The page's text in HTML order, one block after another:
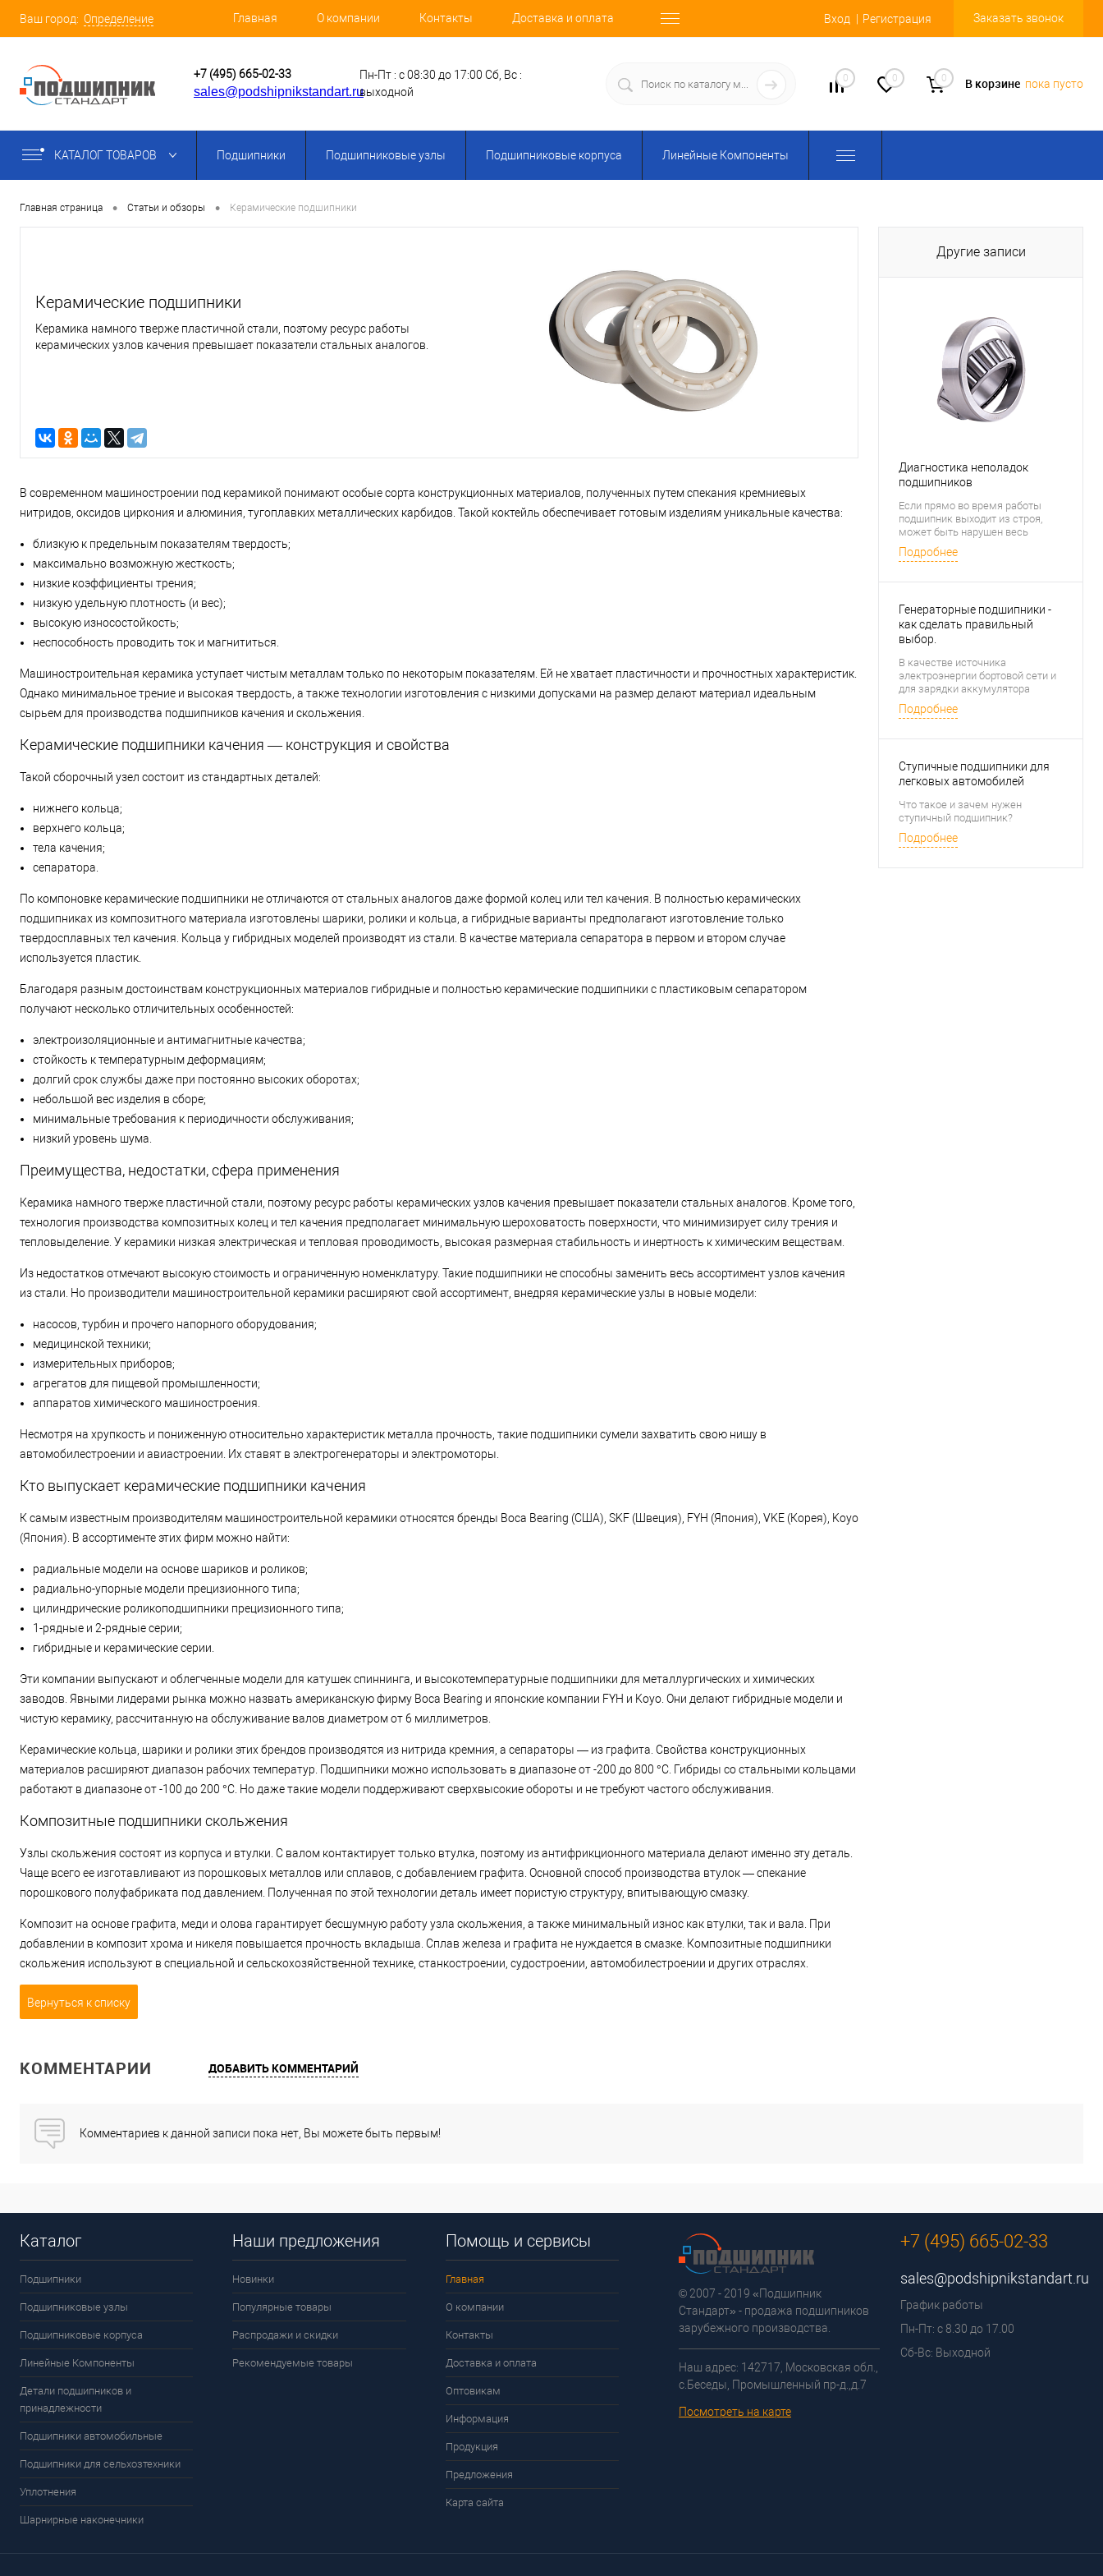
Ваш город: Определение Главная О компании Контакты Доставка и оплата Вход Регистрация Заказать звонок
+7 (495) 665-02-33
sales@podshipnikstandart.ru
Пн-Пт : с 08:30 до 17:00 Сб, Вс :
выходной
0 0 0 В корзине пока пусто
КАТАЛОГ ТОВАРОВ Подшипники Подшипниковые узлы Подшипниковые корпуса Линейные Компоненты
Главная страница • Статьи и обзоры • Керамические подшипники
Керамические подшипники
Керамика намного тверже пластичной стали, поэтому ресурс работы
керамических узлов качения превышает показатели стальных аналогов.
В современном машиностроении под керамикой понимают особые сорта конструкционных материалов, полученных путем спекания кремниевых
нитридов, оксидов циркония и алюминия, тугоплавких металлических карбидов. Такой коктейль обеспечивает готовым изделиям уникальные качества:
близкую к предельным показателям твердость;
максимально возможную жесткость;
низкие коэффициенты трения;
низкую удельную плотность (и вес);
высокую износостойкость;
неспособность проводить ток и магнититься.
Машиностроительная керамика уступает чистым металлам только по некоторым показателям. Ей не хватает пластичности и прочностных характеристик.
Однако минимальное трение и высокая твердость, а также технологии изготовления с низкими допусками на размер делают материал идеальным
сырьем для производства подшипников качения и скольжения.
Керамические подшипники качения — конструкция и свойства
Такой сборочный узел состоит из стандартных деталей:
нижнего кольца;
верхнего кольца;
тела качения;
сепаратора.
По компоновке керамические подшипники не отличаются от стальных аналогов даже формой колец или тел качения. В полностью керамических
подшипниках из композитного материала изготовлены шарики, ролики и кольца, а гибридные варианты предполагают изготовление только
твердосплавных тел качения. Кольца у гибридных моделей производят из стали. В качестве материала сепаратора в первом и втором случае
используется пластик.
Благодаря разным достоинствам конструкционных материалов гибридные и полностью керамические подшипники с пластиковым сепаратором
получают несколько отличительных особенностей:
электроизоляционные и антимагнитные качества;
стойкость к температурным деформациям;
долгий срок службы даже при постоянно высоких оборотах;
небольшой вес изделия в сборе;
минимальные требования к периодичности обслуживания;
низкий уровень шума.
Преимущества, недостатки, сфера применения
Керамика намного тверже пластичной стали, поэтому ресурс работы керамических узлов качения превышает показатели стальных аналогов. Кроме того,
технология производства композитных колец и тел качения предполагает минимальную шероховатость поверхности, что минимизирует силу трения и
тепловыделение. У керамики низкая электрическая и тепловая проводимость, высокая размерная стабильность и инертность к химическим веществам.
Из недостатков отмечают высокую стоимость и ограниченную номенклатуру. Такие подшипники не способны заменить весь ассортимент узлов качения
из стали. Но производители машиностроительной керамики расширяют свой ассортимент, внедряя керамические узлы в новые модели:
насосов, турбин и прочего напорного оборудования;
медицинской техники;
измерительных приборов;
агрегатов для пищевой промышленности;
аппаратов химического машиностроения.
Несмотря на хрупкость и пониженную относительно характеристик металла прочность, такие подшипники сумели захватить свою нишу в
автомобилестроении и авиастроении. Их ставят в электрогенераторы и электромоторы.
Кто выпускает керамические подшипники качения
К самым известным производителям машиностроительной керамики относятся бренды Boca Bearing (США), SKF (Швеция), FYH (Япония), VKE (Корея), Koyo
(Япония). В ассортименте этих фирм можно найти:
радиальные модели на основе шариков и роликов;
радиально-упорные модели прецизионного типа;
цилиндрические роликоподшипники прецизионного типа;
1-рядные и 2-рядные серии;
гибридные и керамические серии.
Эти компании выпускают и облегченные модели для катушек спиннинга, и высокотемпературные подшипники для металлургических и химических
заводов. Явными лидерами рынка можно назвать американскую фирму Boca Bearing и японские компании FYH и Koyo. Они делают гибридные модели и
чистую керамику, рассчитанную на обслуживание валов диаметром от 6 миллиметров.
Керамические кольца, шарики и ролики этих брендов производятся из нитрида кремния, а сепараторы — из графита. Свойства конструкционных
материалов расширяют диапазон рабочих температур. Подшипники можно использовать в диапазоне от -200 до 800 °C. Гибриды со стальными кольцами
работают в диапазоне от -100 до 200 °C. Но даже такие модели поддерживают сверхвысокие обороты и не требуют частого обслуживания.
Композитные подшипники скольжения
Узлы скольжения состоят из корпуса и втулки. С валом контактирует только втулка, поэтому из антифрикционного материала делают именно эту деталь.
Чаще всего ее изготавливают из порошковых металлов или сплавов, с добавлением графита. Основной способ производства втулок — спекание
порошкового полуфабриката под давлением. Полученная по этой технологии деталь имеет пористую структуру, впитывающую смазку.
Композит на основе графита, меди и олова гарантирует бесшумную работу узла скольжения, а также минимальный износ как втулки, так и вала. При
добавлении в композит хрома и никеля повышается прочность вкладыша. Сплав железа и графита не нуждается в смазке. Композитные подшипники
скольжения используют в специальной и сельскохозяйственной технике, станкостроении, судостроении, автомобилестроении и других отраслях.
Вернуться к списку
Другие записи
Диагностика неполадок
подшипников
Если прямо во время работы
подшипник выходит из строя,
может быть нарушен весь
производственный цикл. По этой
причине очень важно суметь
предотвратить потенциальную
поможет своевременная
ревизия неисправностей
корпуса.
Подробнее
Генераторные подшипники -
как сделать правильный
выбор.
В качестве источника
электроэнергии бортовой сети и
для зарядки аккумулятора
автомобиля выступают
генераторы. Для удержания вала
специализированные
Подробнее
Ступичные подшипники для
легковых автомобилей
Что такое и зачем нужен
ступичный подшипник?
Подробнее
КОММЕНТАРИИ ДОБАВИТЬ КОММЕНТАРИЙ
Комментариев к данной записи пока нет, Вы можете быть первым!
Каталог
Подшипники
Подшипниковые узлы
Подшипниковые корпуса
Линейные Компоненты
Детали подшипников и
принадлежности
Подшипники автомобильные
Подшипники для сельхозтехники
Уплотнения
Шарнирные наконечники
Наши предложения
Новинки
Популярные товары
Распродажи и скидки
Рекомендуемые товары
Помощь и сервисы
Главная
О компании
Контакты
Доставка и оплата
Оптовикам
Информация
Продукция
Предложения
Карта сайта
© 2007 - 2019 «Подшипник
Стандарт» - продажа подшипников
зарубежного производства.
Наш адрес: 142717, Московская обл.,
с.Беседы, Промышленный пр-д.,д.7
Посмотреть на карте
+7 (495) 665-02-33
sales@podshipnikstandart.ru
График работы
Пн-Пт: с 8.30 до 17.00
Сб-Вс: Выходной